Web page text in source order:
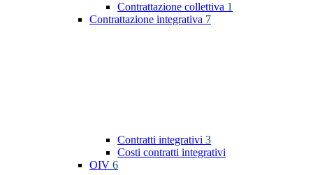
Contrattazione collettiva 1
Contrattazione integrativa 7
Contratti integrativi 3
Costi contratti integrativi
OIV 6